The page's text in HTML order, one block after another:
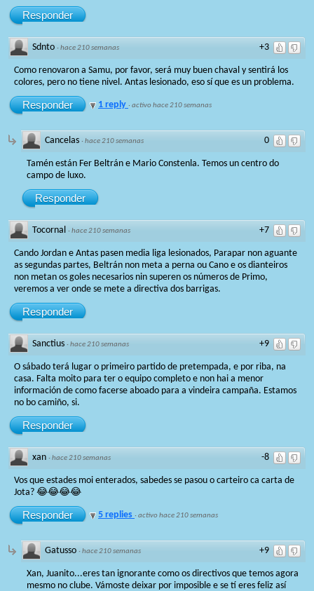
Responder
+3
Sdnto ·hace 210 semanas
Como renovaron a Samu, por favor, será muy buen chaval y sentirá los
colores, pero no tiene nivel. Antas lesionado, eso sí que es un problema.
Responder 1 reply ·activo hace 210 semanas
0
Cancelas ·hace 210 semanas
Tamén están Fer Beltrán e Mario Constenla. Temos un centro do
campo de luxo.
Responder
+7
Tocornal ·hace 210 semanas
Cando Jordan e Antas pasen media liga lesionados, Parapar non aguante
as segundas partes, Beltrán non meta a perna ou Cano e os dianteiros
non metan os goles necesarios nin superen os números de Primo,
veremos a ver onde se mete a directiva dos barrigas.
Responder
+9
Sanctius ·hace 210 semanas
O sábado terá lugar o primeiro partido de pretempada, e por riba, na
casa. Falta moito para ter o equipo completo e non hai a menor
información de como facerse aboado para a vindeira campaña. Estamos
no bo camiño, si.
Responder
-8
xan ·hace 210 semanas
Vos que estades moi enterados, sabedes se pasou o carteiro ca carta de
Jota? 😂😂😂😂
Responder 5 replies ·activo hace 210 semanas
+9
Gatusso ·hace 210 semanas
Xan, Juanito...eres tan ignorante como os directivos que temos agora
mesmo no clube. Vámoste deixar por imposible e se tí eres feliz así